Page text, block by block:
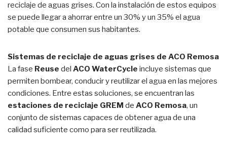
reciclaje de aguas grises. Con la instalación de estos equipos
se puede llegar a ahorrar entre un 30% y un 35% el agua
potable que consumen sus habitantes.
Sistemas de reciclaje de aguas grises de ACO Remosa
La fase Reuse del ACO WaterCycle incluye sistemas que
permiten bombear, conducir y reutilizar el agua en las mejores
condiciones. Entre estas soluciones, se encuentran las
estaciones de reciclaje GREM de ACO Remosa, un
conjunto de sistemas capaces de obtener agua de una
calidad suficiente como para ser reutilizada.